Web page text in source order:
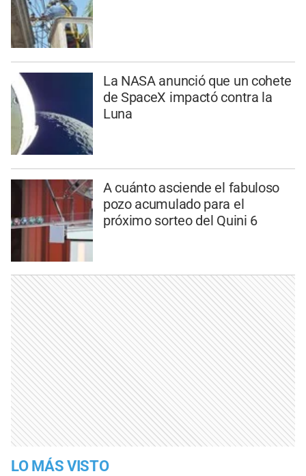
La NASA anunció que un cohete
de SpaceX impactó contra la
Luna
A cuánto asciende el fabuloso
pozo acumulado para el
próximo sorteo del Quini 6
LO MÁS VISTO